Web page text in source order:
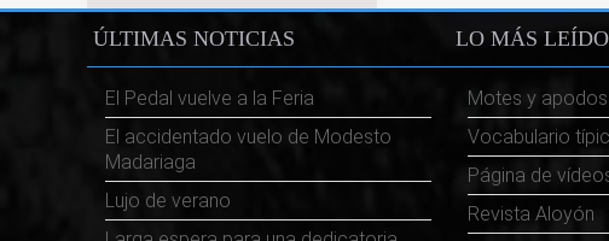
ÚLTIMAS NOTICIAS
El Pedal vuelve a la Feria
El accidentado vuelo de Modesto
Madariaga
Lujo de verano
LO MÁS LEÍDO
Motes y apodos
Vocabulario
Página de
Revista Aloyón